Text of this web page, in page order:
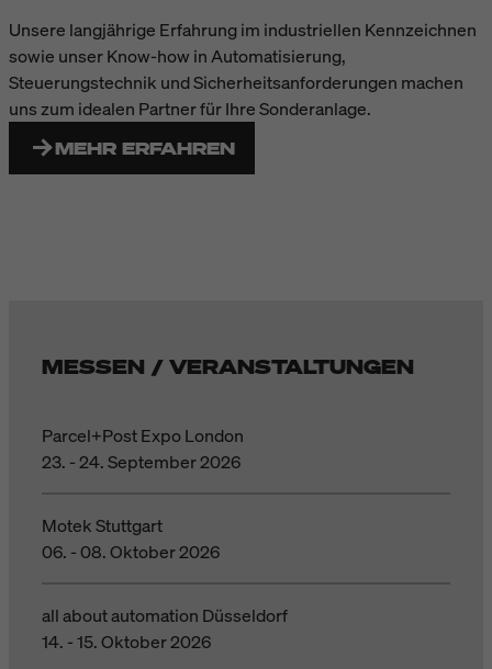
Unsere langjährige Erfahrung im industriellen Kennzeichnen
sowie unser Know-how in Automatisierung,
Steuerungstechnik und Sicherheitsanforderungen machen
uns zum idealen Partner für Ihre Sonderanlage.
MEHR ERFAHREN
MESSEN / VERANSTALTUNGEN
Parcel+Post Expo London
23. - 24. September 2026
Motek Stuttgart
06. - 08. Oktober 2026
all about automation Düsseldorf
14. - 15. Oktober 2026